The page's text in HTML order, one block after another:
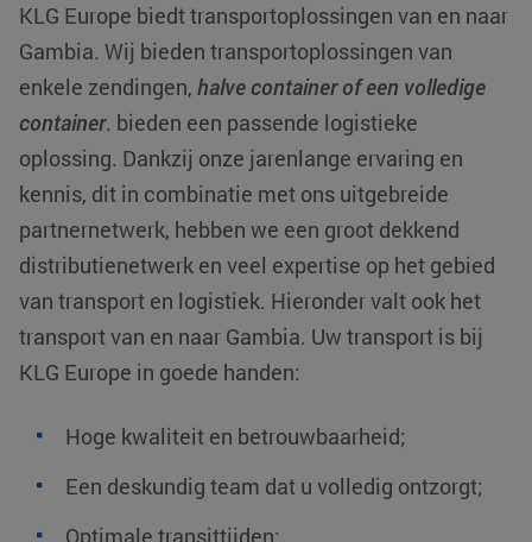
KLG Europe biedt transportoplossingen van en naar
Gambia. Wij bieden transportoplossingen van
enkele zendingen, halve container of een volledige
container. bieden een passende logistieke
oplossing. Dankzij onze jarenlange ervaring en
kennis, dit in combinatie met ons uitgebreide
partnernetwerk, hebben we een groot dekkend
distributienetwerk en veel expertise op het gebied
van transport en logistiek. Hieronder valt ook het
transport van en naar Gambia. Uw transport is bij
KLG Europe in goede handen:
Hoge kwaliteit en betrouwbaarheid;
Een deskundig team dat u volledig ontzorgt;
Optimale transittijden;